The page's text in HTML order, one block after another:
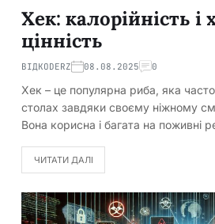
Хек: калорійність і
цінність
ВІДKODERZ 08.08.2025 0
Хек – це популярна риба, яка
столах завдяки своєму ніжному
Вона корисна і багата на поживні
ЧИТАТИ ДАЛІ